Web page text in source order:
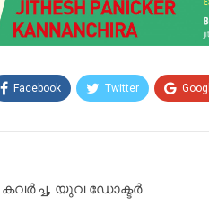
Facebook Twitter
കവർച്ച, യുവ ഡോക്ടർ